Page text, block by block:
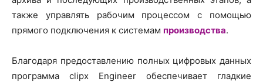
также управлять рабочим процессом с помощью
прямого подключения к системам производства.
Благодаря предоставлению полных цифровых данных
программа clipx Engineer обеспечивает гладкие